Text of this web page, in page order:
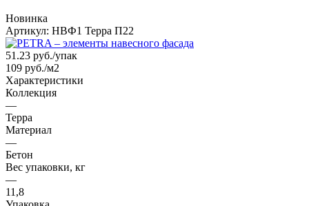
Новинка
Артикул: НВФ1 Терра П22
51.23 руб./упак
109 руб./м2
Характеристики
Коллекция
—
Терра
Материал
—
Бетон
Вес упаковки, кг
—
11,8